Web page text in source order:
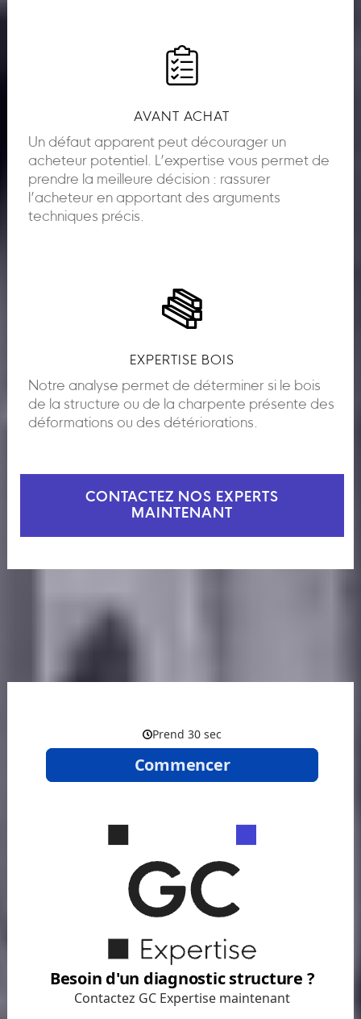
AVANT ACHAT
Un défaut apparent peut décourager un
acheteur potentiel. L’expertise vous permet de
prendre la meilleure décision : rassurer
l’acheteur en apportant des arguments
techniques précis.
EXPERTISE BOIS
Notre analyse permet de déterminer si le bois
de la structure ou de la charpente présente des
déformations ou des détériorations.
CONTACTEZ NOS EXPERTS
MAINTENANT